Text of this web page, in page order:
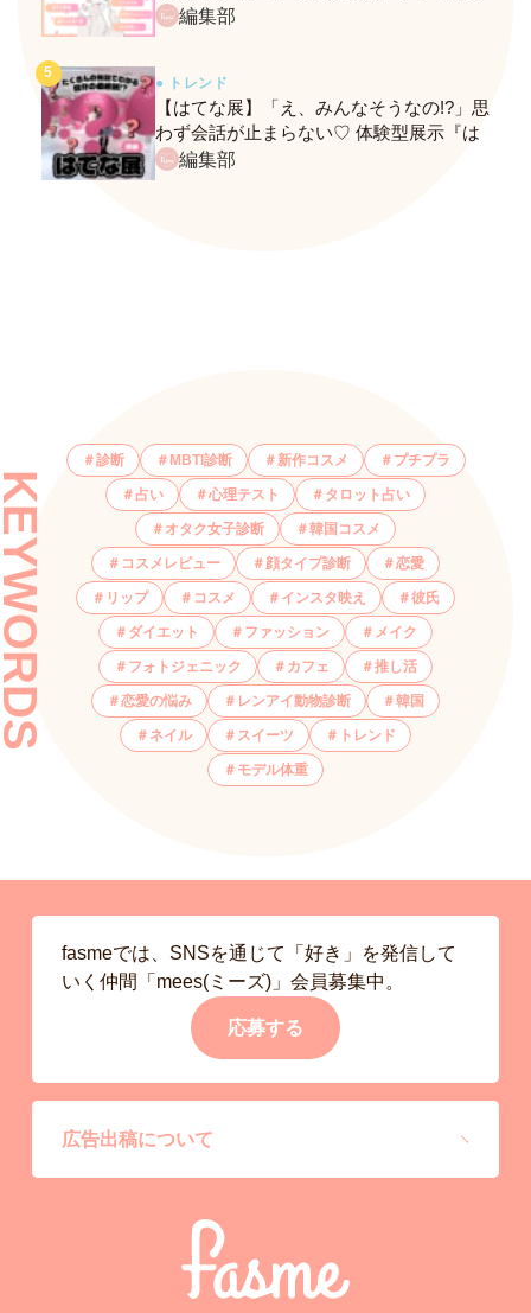
ネクストバズ予報もチェック♪
編集部
● トレンド
【はてな展】「え、みんなそうなの!?」思
わず会話が止まらない♡ 体験型展示『は
てな展』に行ってきたレポ
編集部
診断 MBTI診断 新作コスメ プチプラ
占い 心理テスト タロット占い
オタク女子診断 韓国コスメ
コスメレビュー 顔タイプ診断 恋愛
リップ コスメ インスタ映え 彼氏
ダイエット ファッション メイク
フォトジェニック カフェ 推し活
恋愛の悩み レンアイ動物診断 韓国
ネイル スイーツ トレンド
モデル体重
fasmeでは、SNSを通じて「好き」を発信して
いく仲間「mees(ミーズ)」会員募集中。
応募する
広告出稿について